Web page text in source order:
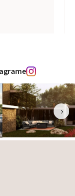
›